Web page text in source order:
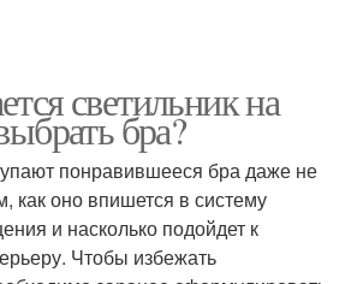
светильник на
бра?
понравившееся бра даже не
как оно впишется в систему
и насколько подойдет к
Чтобы избежать